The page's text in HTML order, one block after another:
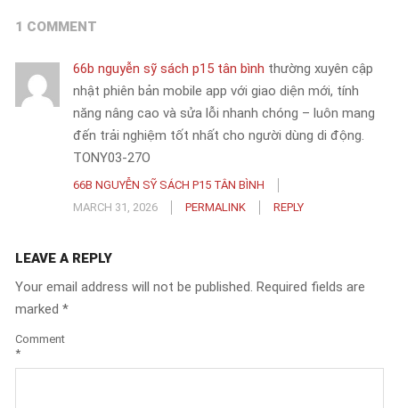
1 COMMENT
66b nguyễn sỹ sách p15 tân bình thường xuyên cập
nhật phiên bản mobile app với giao diện mới, tính
năng nâng cao và sửa lỗi nhanh chóng – luôn mang
đến trải nghiệm tốt nhất cho người dùng di động.
TONY03-27O
66B NGUYỄN SỸ SÁCH P15 TÂN BÌNH
MARCH 31, 2026
PERMALINK REPLY
LEAVE A REPLY
Your email address will not be published. Required fields are
marked *
Comment
*